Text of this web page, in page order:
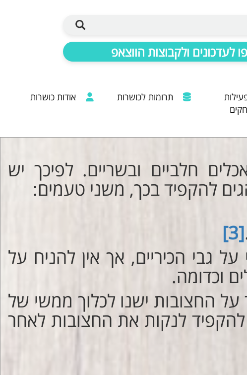
לעדכונים ולקבוצות הווצאפ
תרומות לכושרות אודות כושרות
חלביים ובשריים. לפיכך יש
להקפיד בכך, משני טעמים:
[3]
גבי הכיריים, אך אין להניח על
וכדומה.
החצובות ישנו לכלוך ממשי של
להקפיד לנקות את החצובות לאחר